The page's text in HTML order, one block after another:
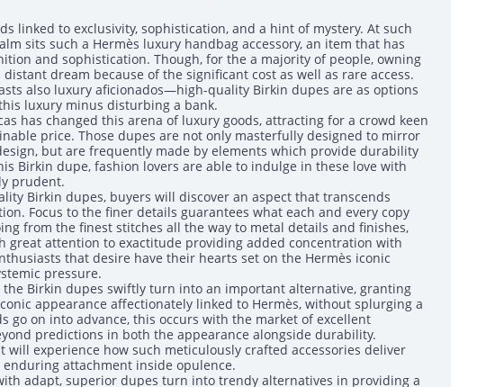
linked to exclusivity, sophistication, and a hint of mystery. At such
sits such a Hermès luxury handbag accessory, an item that has
and sophistication. Though, for the a majority of people, owning
dream because of the significant cost as well as rare access.
also luxury aficionados—high-quality Birkin dupes are as options
luxury minus disturbing a bank.
has changed this arena of luxury goods, attracting for a crowd keen
price. Those dupes are not only masterfully designed to mirror
but are frequently made by elements which provide durability
Birkin dupe, fashion lovers are able to indulge in these love with
prudent.
Birkin dupes, buyers will discover an aspect that transcends
Focus to the finer details guarantees what each and every copy
from the finest stitches all the way to metal details and finishes,
great attention to exactitude providing added concentration with
that desire have their hearts set on the Hermès iconic
pressure.
the Birkin dupes swiftly turn into an important alternative, granting
appearance affectionately linked to Hermès, without splurging a
go on into advance, this occurs with the market of excellent
predictions in both the appearance alongside durability.
will experience how such meticulously crafted accessories deliver
attachment inside opulence.
adapt, superior dupes turn into trendy alternatives in providing a